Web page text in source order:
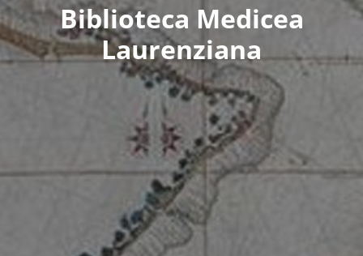
Biblioteca Medicea
Laurenziana